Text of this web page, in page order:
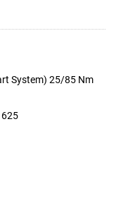
System) 25/85 Nm
625